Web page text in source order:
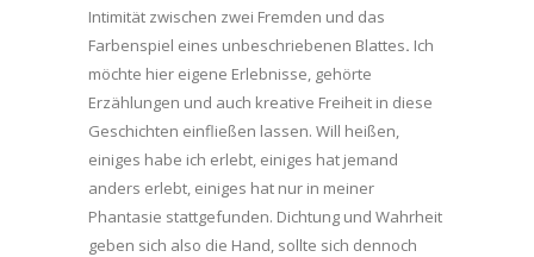
Intimität zwischen zwei Fremden und das
Farbenspiel eines unbeschriebenen Blattes. Ich
möchte hier eigene Erlebnisse, gehörte
Erzählungen und auch kreative Freiheit in diese
Geschichten einfließen lassen. Will heißen,
einiges habe ich erlebt, einiges hat jemand
anders erlebt, einiges hat nur in meiner
Phantasie stattgefunden. Dichtung und Wahrheit
geben sich also die Hand, sollte sich dennoch